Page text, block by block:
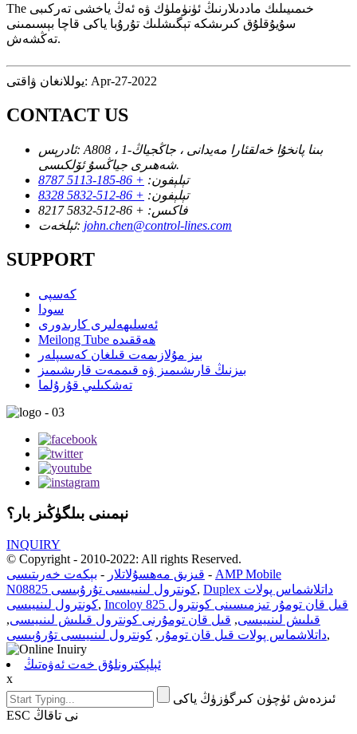
The خىمىيىلىك ماددىلارنىڭ ئۈنۈملۈك ۋە ئەڭ ياخشى تەركىبى
سۇيۇقلۇق كىرىشكە تېگىشلىك تۇرۇبا ياكى قاچا بېسىمىنى
تەڭشەش.
يوللانغان ۋاقتى: Apr-27-2022
CONTACT US
ئادرېس: A808 ، 1-بىنا پانخۇا خەلقئارا مەيدانى ، جاڭجياڭ
شەھىرى جياڭسۇ ئۆلكىسى.
تېلېفون: + 86-185-5113 8787
تېلېفون: + 86-512-5832 8328
فاكىس: + 86-512-5832 8217
ئېلخەت: john.chen@control-lines.com
SUPPORT
كەسپى
سودا
ئەسلىھەلىرى كارىدورى
Meilong Tube ھەققىدە
بىز مۇلازىمەت قىلغان كەسىپلەر
بىزنىڭ قارىشىمىز ۋە قىممەت قارىشىمىز
تەشكىلىي قۇرۇلما
نېمىنى بىلگۈڭىز بار؟
INQUIRY
© Copyright - 2010-2022: All rights Reserved.
قىزىق مەھسۇلاتلار - بېكەت خەرىتىسى - AMP Mobile
N08825 كونترول لىنىيىسى تۇرۇبىسى, Duplex داتلاشماس پولات
كونترول لىنىيىسى, Incoloy 825 قىل قان تومۇر تىزمىسىنى كونترول
قىلىش لىنىيىسى, قىل قان تومۇرنى كونترول قىلىش لىنىيىسى,
داتلاشماس پولات قىل قان تومۇر , كونترول لىنىيىسى تۇرۇبىسى ,
ئېلېكترونلۇق خەت ئەۋەتىڭ
x
ئىزدەش ئۈچۈن كىرگۈزۈڭ ياكى
ESC نى تاقاڭ